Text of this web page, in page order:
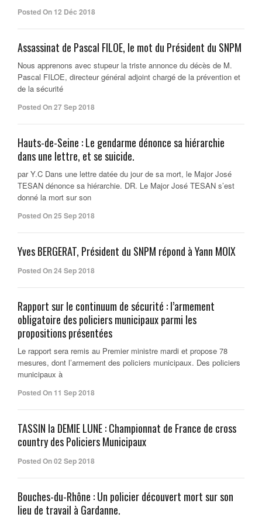
Posted On 12 Déc 2018
Assassinat de Pascal FILOE, le mot du Président du SNPM
Nous apprenons avec stupeur la triste annonce du décès de M.
Pascal FILOE, directeur général adjoint chargé de la prévention et
de la sécurité
Posted On 27 Sep 2018
Hauts-de-Seine : Le gendarme dénonce sa hiérarchie
dans une lettre, et se suicide.
par Y.C Dans une lettre datée du jour de sa mort, le Major José
TESAN dénonce sa hiérarchie. DR. Le Major José TESAN s’est
donné la mort sur son
Posted On 25 Sep 2018
Yves BERGERAT, Président du SNPM répond à Yann MOIX
Posted On 24 Sep 2018
Rapport sur le continuum de sécurité : l’armement
obligatoire des policiers municipaux parmi les
propositions présentées
Le rapport sera remis au Premier ministre mardi et propose 78
mesures, dont l’armement des policiers municipaux. Des policiers
municipaux à
Posted On 11 Sep 2018
TASSIN la DEMIE LUNE : Championnat de France de cross
country des Policiers Municipaux
Posted On 02 Sep 2018
Bouches-du-Rhône : Un policier découvert mort sur son
lieu de travail à Gardanne.